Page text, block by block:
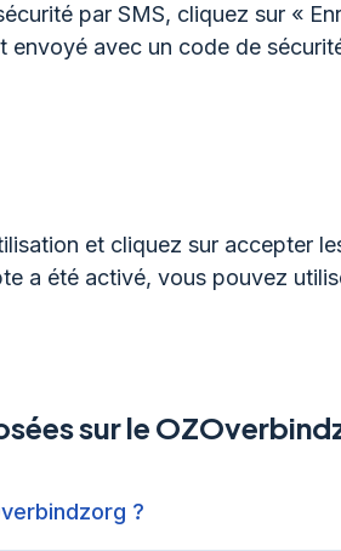
par SMS, cliquez sur «
envoyé avec un code de
et cliquez sur accepter
a été activé, vous pouvez
sur le
?